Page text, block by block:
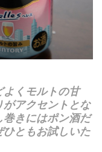
よくモルトの甘
アクセントとな
巻きにはポン酒だ
ひともお試しいた